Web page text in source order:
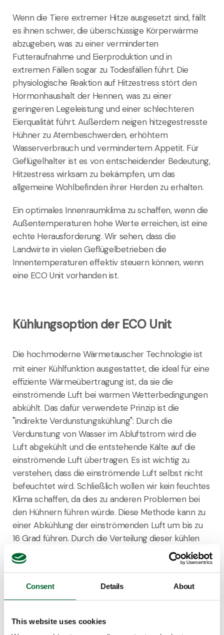
Consent Details About
This website uses cookies
Wenn die Tiere extremer Hitze ausgesetzt sind, fällt
es ihnen schwer, die überschüssige Körperwärme
abzugeben, was zu einer verminderten
Futteraufnahme und Eierproduktion und in
extremen Fällen sogar zu Todesfällen führt. Die
physiologische Reaktion auf Hitzestress stört den
Hormonhaushalt der Hennen, was zu einer
geringeren Legeleistung und einer schlechteren
Eierqualität führt. Außerdem neigen hitzegestresste
Hühner zu Atembeschwerden, erhöhtem
Wasserverbrauch und vermindertem Appetit. Für
Geflügelhalter ist es von entscheidender Bedeutung,
Hitzestress wirksam zu bekämpfen, um das
allgemeine Wohlbefinden ihrer Herden zu erhalten.
Ein optimales Innenraumklima zu schaffen, wenn die
Außentemperaturen hohe Werte erreichen, ist eine
echte Herausforderung. Wir sehen, dass die
Landwirte in vielen Geflügelbetrieben die
Innentemperaturen effektiv steuern können, wenn
eine ECO Unit vorhanden ist.
Kühlungsoption der ECO Unit
Die hochmoderne Wärmetauscher Technologie ist
mit einer Kühlfunktion ausgestattet, die ideal für eine
effiziente Wärmeübertragung ist, da sie die
einströmende Luft bei warmen Wetterbedingungen
abkühlt. Das dafür verwendete Prinzip ist die
"indirekte Verdunstungskühlung": Durch die
Verdunstung von Wasser im Abluftstrom wird die
Luft abgekühlt und die entstehende Kälte auf die
einströmende Luft übertragen. Es ist wichtig zu
verstehen, dass die einströmende Luft selbst nicht
befeuchtet wird. Schließlich wollen wir kein feuchtes
Klima schaffen, da dies zu anderen Problemen bei
den Hühnern führen würde. Diese Methode kann zu
einer Abkühlung der einströmenden Luft um bis zu
16 Grad führen. Durch die Verteilung dieser kühlen
Luft wird der gesamte Stall gekühlt, was zu einer
höheren Produktivität führt. Auch wenn die
Hennen, die andere Wege finden müssen, um ihre
Körpertemperatur zu kühlen, einen Vorteil darstellt.
Der Umfang der Kühlung auf Stallebene hängt von